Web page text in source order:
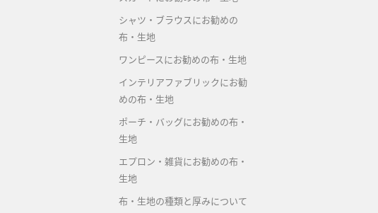
シャツ・ブラウスにお勧めの
布・生地
ワンピースにお勧めの布・生地
インテリアファブリックにお勧
めの布・生地
ポーチ・バッグにお勧めの布・
生地
エプロン・雑貨にお勧めの布・
生地
布・生地の種類と厚みについて